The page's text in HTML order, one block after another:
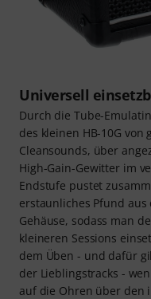
Universell
Durch die Tube-
des kleinen HB-10G
Cleansounds, über
High-Gain-Gewitter im
Endstufe pustet
erstaunliches Pfund
Gehäuse, sodass man
kleineren Sessions
dem Üben - und dafür
der Lieblingstracks -
auf die Ohren über den